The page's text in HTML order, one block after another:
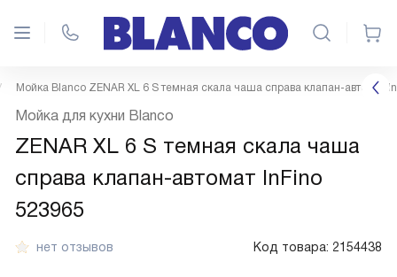
Мойка Blanco ZENAR XL 6 S темная скала чаша справа клапан-автомат
нет отзывов Код товара: 2154438
Мойка для кухни Blanco
ZENAR XL 6 S темная скала чаша
справа клапан-автомат InFino
523965